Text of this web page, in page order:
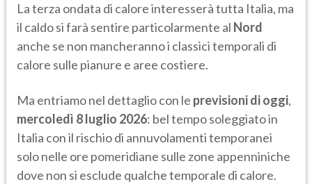
La terza ondata di calore interesserà tutta Italia, ma
il caldo si farà sentire particolarmente al Nord
anche se non mancheranno i classici temporali di
calore sulle pianure e aree costiere.
Ma entriamo nel dettaglio con le previsioni di oggi,
mercoledì 8 luglio 2026: bel tempo soleggiato in
Italia con il rischio di annuvolamenti temporanei
solo nelle ore pomeridiane sulle zone appenniniche
dove non si esclude qualche temporale di calore.